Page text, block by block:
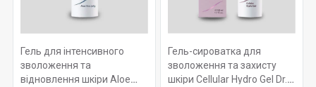
Гель для інтенсивного
зволоження та
відновлення шкіри Aloe
Гель-сироватка для
зволоження та захисту
шкіри Cellular Hydro Gel Dr.